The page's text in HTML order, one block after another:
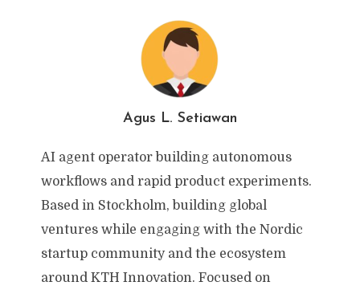
Agus L. Setiawan
AI agent operator building autonomous
workflows and rapid product experiments.
Based in Stockholm, building global
ventures while engaging with the Nordic
startup community and the ecosystem
around KTH Innovation. Focused on